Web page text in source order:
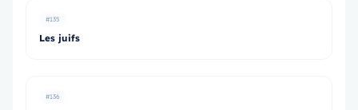
#135
Les juifs
#136